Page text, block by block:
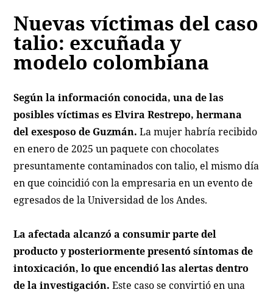
Nuevas víctimas del caso
talio: excuñada y
modelo colombiana
Según la información conocida, una de las
posibles víctimas es Elvira Restrepo, hermana
del exesposo de Guzmán. La mujer habría recibido
en enero de 2025 un paquete con chocolates
presuntamente contaminados con talio, el mismo día
en que coincidió con la empresaria en un evento de
egresados de la Universidad de los Andes.
La afectada alcanzó a consumir parte del
producto y posteriormente presentó síntomas de
intoxicación, lo que encendió las alertas dentro
de la investigación. Este caso se convirtió en una